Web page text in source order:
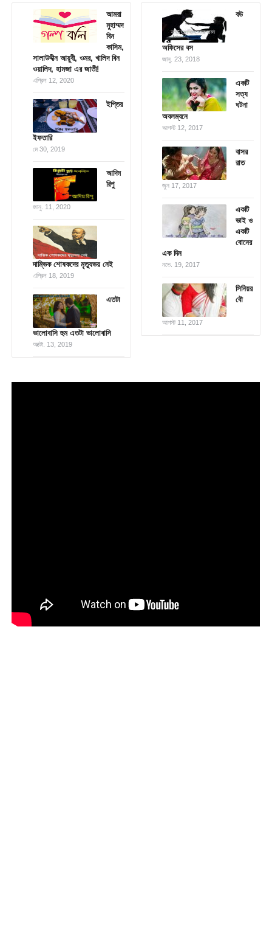
আমরা
মুহাম্মদ
বিন
কাসিম,
সালাউদ্দীন আয়ুবী, ওমর, খালিদ বিন
ওয়ালিদ, হামজা এর জাতী!
এপ্রিল 12, 2020
ইপ্তির
ইফতারি
মে 30, 2019
আদিম
রিপু
জানু. 11, 2020
দাম্ভিক শোষকদের মৃত্যুভয় নেই
এপ্রিল 18, 2019
এতটা
ভালোবাসি হুম এতটা ভালোবাসি
অক্টো. 13, 2019
বউ
অফিসের বস
জানু. 23, 2018
একটি
সত্য
ঘটনা
অবলম্বনে
আগস্ট 12, 2017
বাসর
রাত
জুন 17, 2017
একটি
ভাই ও
একটি
বোনের
এক দিন
নভে. 19, 2017
সিনিয়র
বৌ
আগস্ট 11, 2017